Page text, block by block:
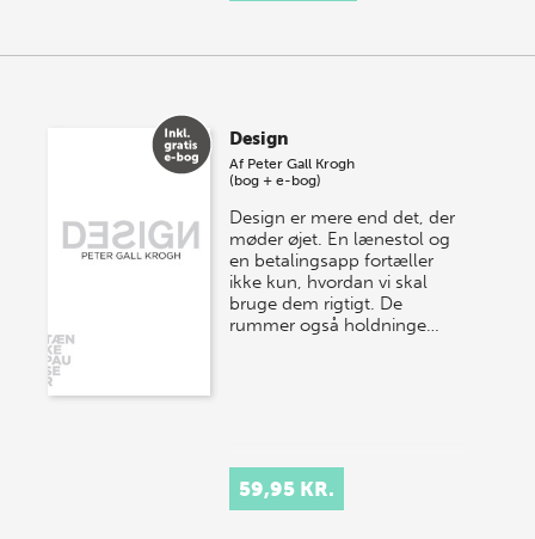
Design
Af Peter Gall Krogh
(bog + e-bog)
Design er mere end det, der
møder øjet. En lænestol og
en betalingsapp fortæller
ikke kun, hvordan vi skal
bruge dem rigtigt. De
rummer også holdninge…
59,95 KR.